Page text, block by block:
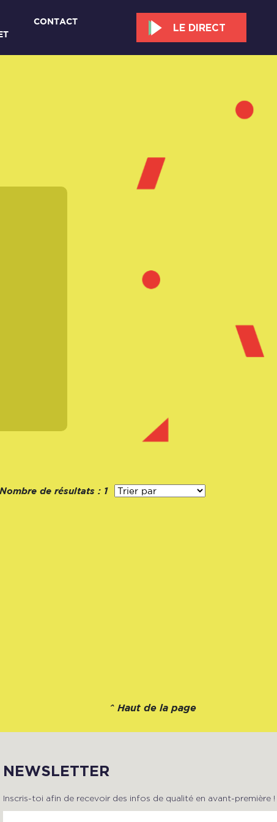
CONTACT
LE DIRECT
Nombre de résultats : 1
^ Haut de la page
NEWSLETTER
Inscris-toi afin de recevoir des infos de qualité en avant-première !